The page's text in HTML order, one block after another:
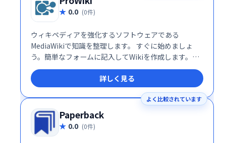
0.0 (0件)
ウィキペディアを強化するソフトウェアである
MediaWikiで知識を整理します。 すぐに始めましょ
う。簡単なフォームに記入してWikiを作成します。同
僚を招待して参加するか、すぐに編集を開始してくだ
さい。Wikiはプロトタイピングに最適です。
詳しく見る
よく比較されています
Paperback
0.0 (0件)